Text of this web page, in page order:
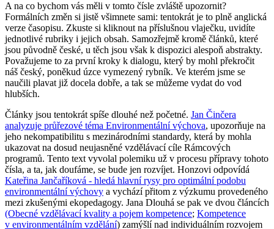
A na co bychom vás měli v tomto čísle zvláště upozornit?
Formálních změn si jistě všimnete sami: tentokrát je to plně anglická
verze časopisu. Zkuste si kliknout na příslušnou vlaječku, uvidíte
jednotlivé rubriky i jejich obsah. Samozřejmě kromě článků, které
jsou původně české, u těch jsou však k dispozici alespoň abstrakty.
Považujeme to za první kroky k dialogu, který by mohl překročit
náš český, poněkud úzce vymezený rybník. Ve kterém jsme se
naučili plavat již docela dobře, a tak se můžeme vydat do vod
hlubších.
Články jsou tentokrát spíše dlouhé než početné. Jan Činčera
analyzuje průřezové téma Environmentální výchova, upozorňuje na
jeho nekompatibilitu s mezinárodními standardy, která by mohla
ukazovat na dosud neujasněné vzdělávací cíle Rámcových
programů. Tento text vyvolal polemiku už v procesu přípravy tohoto
čísla, a ta, jak doufáme, se bude jen rozvíjet. Honzovi odpovídá
Kateřina Jančaříková - hledá hlavní rysy pro optimální podobu
environmentální výchovy a vychází přitom z výzkumu provedeného
mezi zkušenými ekopedagogy. Jana Dlouhá se pak ve dvou článcích
(Obecné vzdělávací kvality a pojem kompetence; Kompetence
v environmentálním vzdělání) zamýšlí nad individuálním rozvojem